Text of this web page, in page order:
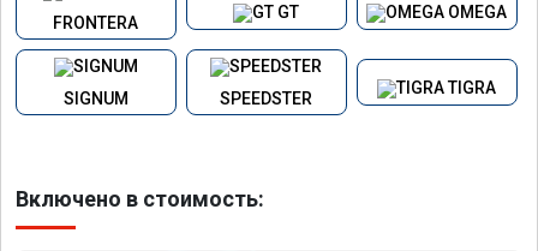
FRONTERA
GT OMEGA
SIGNUM SPEEDSTER
TIGRA
Включено в стоимость: